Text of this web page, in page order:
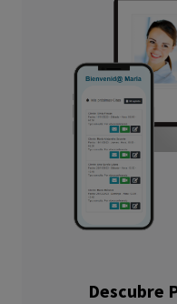
Descubre